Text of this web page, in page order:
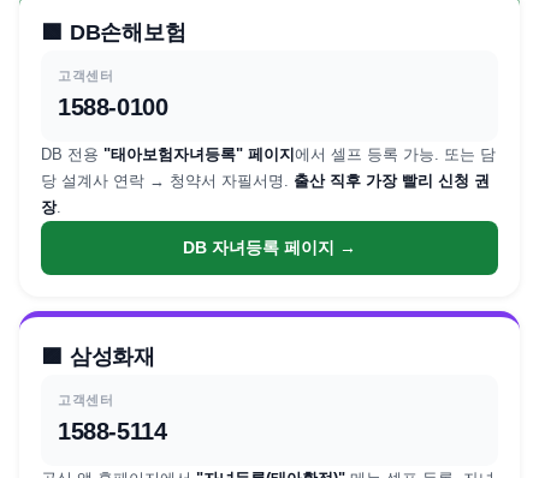
DB손해보험
고객센터
1588-0100
DB 전용 "태아보험자녀등록" 페이지 에서 셀프 등록 가능. 또는 담
당 설계사 연락 → 청약서 자필서명. 출산 직후 가장 빨리 신청 권
장.
DB 자녀등록 페이지 →
삼성화재
고객센터
1588-5114